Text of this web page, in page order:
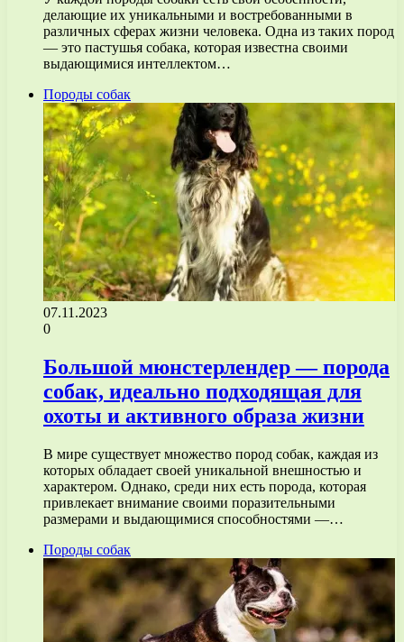
делающие их уникальными и востребованными в
различных сферах жизни человека. Одна из таких пород
— это пастушья собака, которая известна своими
выдающимися интеллектом…
Породы собак
07.11.2023
0
Большой мюнстерлендер — порода
собак, идеально подходящая для
охоты и активного образа жизни
В мире существует множество пород собак, каждая из
которых обладает своей уникальной внешностью и
характером. Однако, среди них есть порода, которая
привлекает внимание своими поразительными
размерами и выдающимися способностями —…
Породы собак